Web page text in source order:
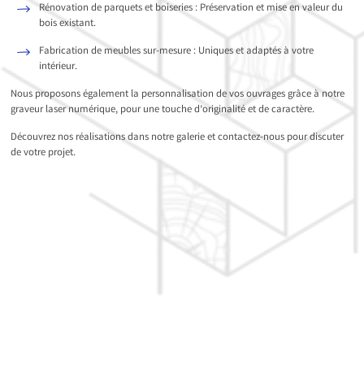
Rénovation de parquets et boiseries : Préservation et mise en valeur du
bois existant.
Fabrication de meubles sur-mesure : Uniques et adaptés à votre
intérieur.
Nous proposons également la personnalisation de vos ouvrages grâce à notre
graveur laser numérique, pour une touche d’originalité et de caractère.
Découvrez nos réalisations dans notre galerie et contactez-nous pour discuter
de votre projet.